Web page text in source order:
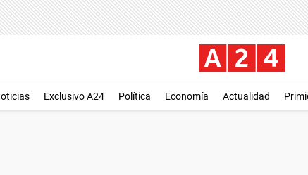
Exclusivo A24 Política Economía Actualidad